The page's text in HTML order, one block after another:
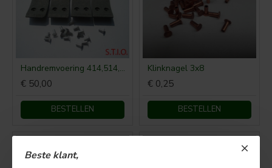
Beste klant,
Handremvoering 414,514,612
€ 50,00
BESTELLEN
Klinknagel 3x8
€ 0,25
BESTELLEN
BESTSELLER